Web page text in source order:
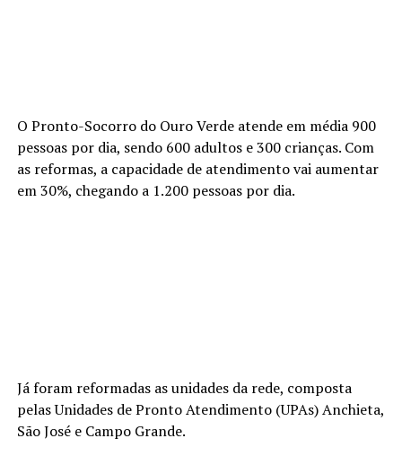
O Pronto-Socorro do Ouro Verde atende em média 900
pessoas por dia, sendo 600 adultos e 300 crianças. Com
as reformas, a capacidade de atendimento vai aumentar
em 30%, chegando a 1.200 pessoas por dia.
Já foram reformadas as unidades da rede, composta
pelas Unidades de Pronto Atendimento (UPAs) Anchieta,
São José e Campo Grande.